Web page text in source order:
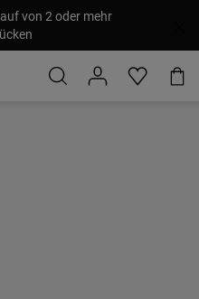
von 2 oder mehr